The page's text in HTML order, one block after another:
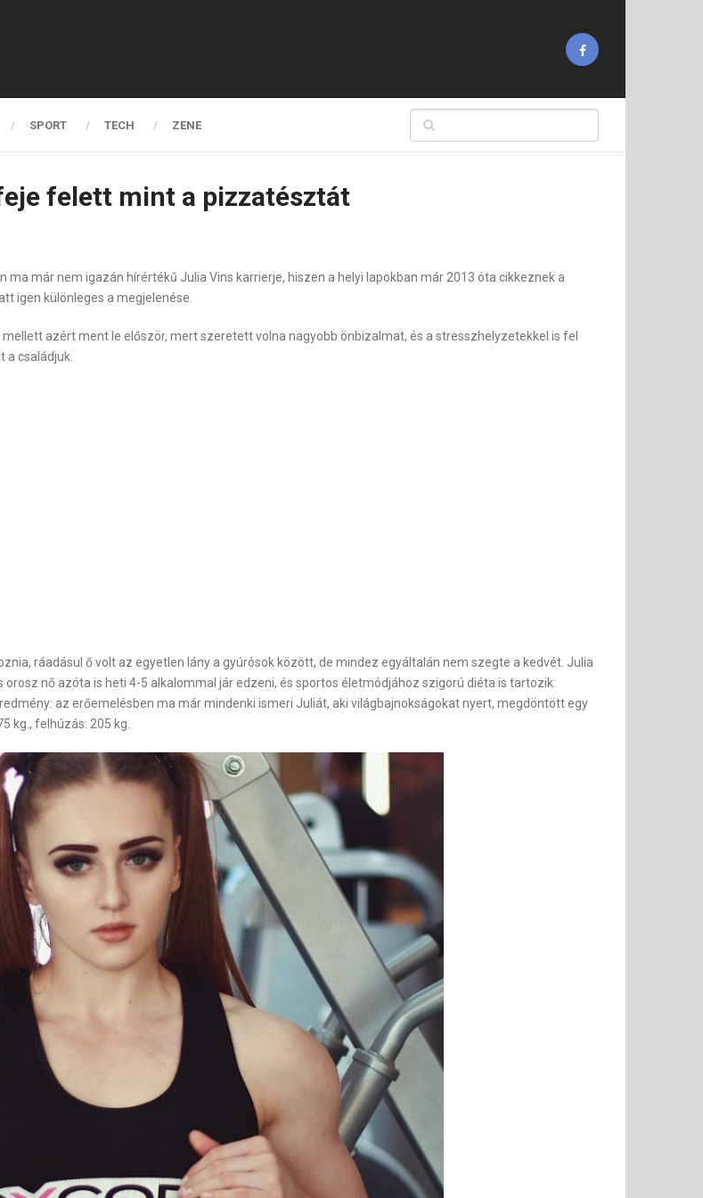
SPORT TECH ZENE
felett mint a pizzatésztát
már nem igazán hírértékű Julia Vins karrierje, hiszen a helyi lapokban már 2013 óta cikkeznek a
igen különleges a megjelenése.
azért ment le először, mert szeretett volna nagyobb önbizalmat, és a stresszhelyzetekkel is fel
a családjuk.
ráadásul ő volt az egyetlen lány a gyúrósok között, de mindez egyáltalán nem szegte a kedvét. Julia
nő azóta is heti 4-5 alkalommal jár edzeni, és sportos életmódjához szigorú diéta is tartozik:
az erőemelésben ma már mindenki ismeri Juliát, aki világbajnokságokat nyert, megdöntött egy
kg., felhúzás: 205 kg.